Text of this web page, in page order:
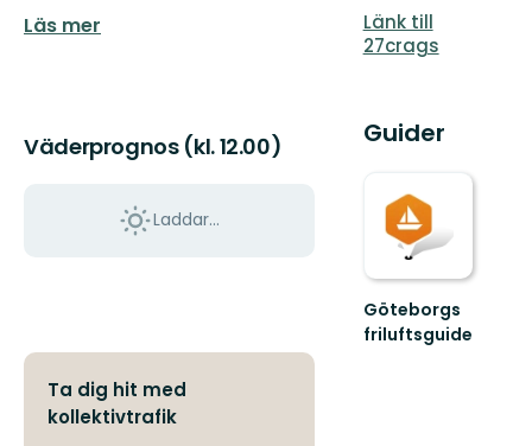
Läs mer
Väderprognos (kl. 12.00)
Laddar...
Ta dig hit med
kollektivtrafik
Länk till
27crags
Guider
Göteborgs
friluftsguide